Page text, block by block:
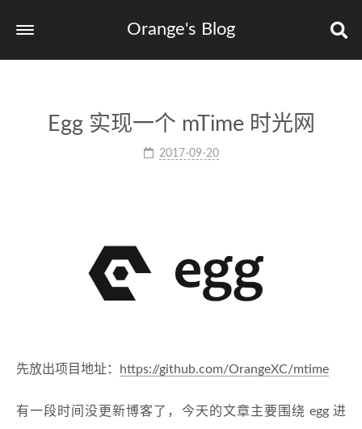
Orange's Blog
Egg 实现一个 mTime 时光网
2017-09-20
先放出项目地址： https://github.com/OrangeXC/mtime
有一段时间没更新博客了，今天的文章主要围绕 egg 进